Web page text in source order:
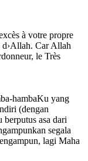
à votre propre
d›Allah. Car Allah
le Très
hambaKu yang
(dengan
berputus asa dari
segala
lagi Maha